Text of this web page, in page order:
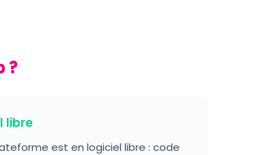
?
libre
est en logiciel libre : code